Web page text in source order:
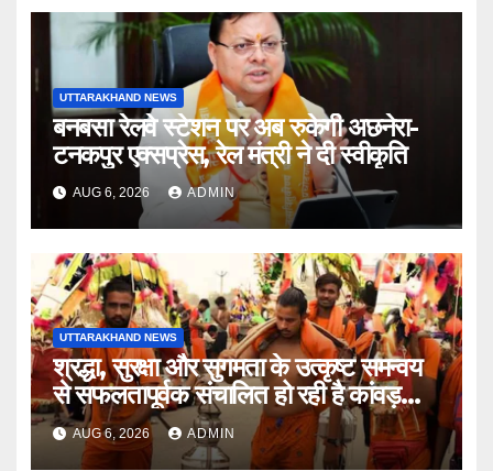
UTTARAKHAND NEWS
बनबसा रेलवे स्टेशन पर अब रुकेगी अछनेरा-
टनकपुर एक्सप्रेस, रेल मंत्री ने दी स्वीकृति
AUG 6, 2026 ADMIN
UTTARAKHAND NEWS
श्रद्धा, सुरक्षा और सुगमता के उत्कृष्ट समन्वय
से सफलतापूर्वक संचालित हो रही है कांवड़
यात्रा
AUG 6, 2026 ADMIN